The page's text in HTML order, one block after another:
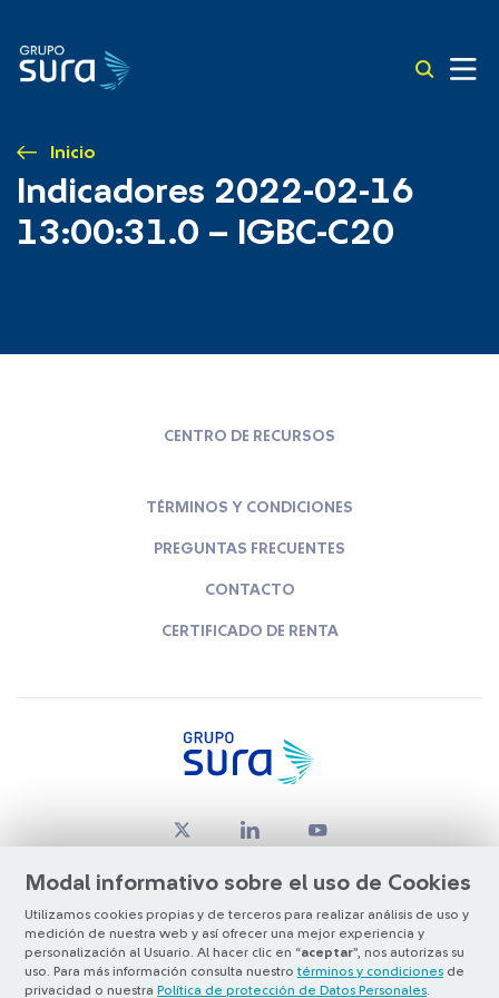
Inicio
Indicadores 2022-02-16
13:00:31.0 – IGBC-C20
Modal informativo sobre el uso de Cookies
Utilizamos cookies propias y de terceros para realizar análisis de uso y
medición de nuestra web y así ofrecer una mejor experiencia y
personalización al Usuario. Al hacer clic en “aceptar”, nos autorizas su
uso. Para más información consulta nuestro términos y condiciones de
privacidad o nuestra Política de protección de Datos Personales
CENTRO DE RECURSOS
TÉRMINOS Y CONDICIONES
PREGUNTAS FRECUENTES
CONTACTO
CERTIFICADO DE RENTA
© Copyright Grupo SURA 2026